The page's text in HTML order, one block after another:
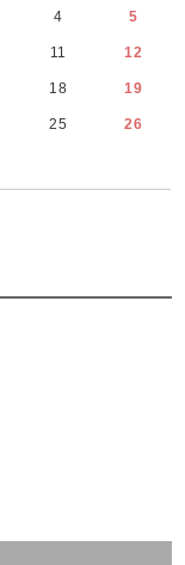
4 5
11 12
18 19
25 26